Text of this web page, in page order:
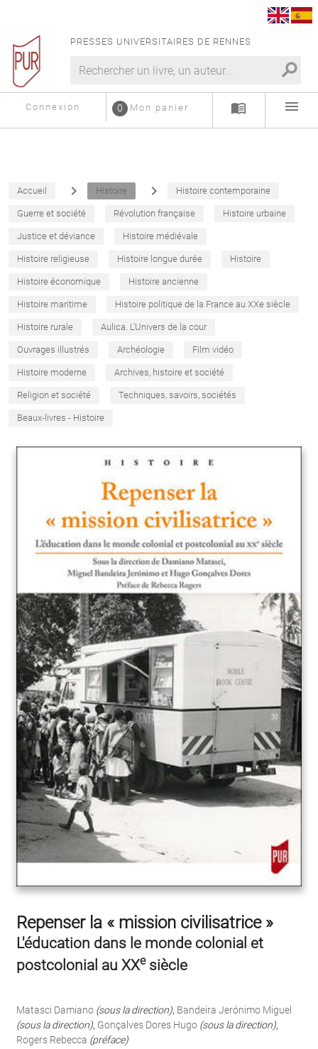
PRESSES UNIVERSITAIRES DE RENNES
search
Connexion Mon panier
0 menu_book menu
Accueil navigate_next Histoire navigate_next Histoire contemporaine
Guerre et société Révolution française Histoire urbaine
Justice et déviance Histoire médiévale
Histoire religieuse Histoire longue durée Histoire
Histoire économique Histoire ancienne
Histoire maritime Histoire politique de la France au XXe siècle
Histoire rurale Aulica. L'Univers de la cour
Ouvrages illustrés Archéologie Film vidéo
Histoire moderne Archives, histoire et société
Religion et société Techniques, savoirs, sociétés
Beaux-livres - Histoire
Repenser la « mission civilisatrice »
L'éducation dans le monde colonial et
postcolonial au XXesiècle
Matasci Damiano (sous la direction), Bandeira Jerónimo Miguel
(sous la direction), Gonçalves Dores Hugo (sous la direction),
Rogers Rebecca (préface)